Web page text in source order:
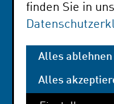
Software AG -
Freie Hochschule
finden Sie in
Alles ablehnen
Alles